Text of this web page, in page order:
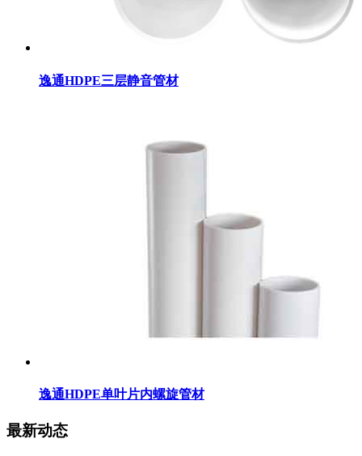
逸通HDPE三层静音管材
逸通HDPE单叶片内螺旋管材
最新动态